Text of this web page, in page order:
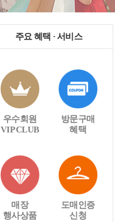
주요 혜택 · 서비스
우수회원
VIP CLUB
방문구매
혜택
매장
행사상품
도매인증
신청